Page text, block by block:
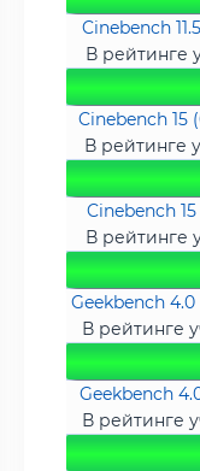
Cinebench
В рейтинге
Cinebench 15
В рейтинге
Cinebench
В рейтинге
Geekbench
В рейтинге
Geekbench
В рейтинге